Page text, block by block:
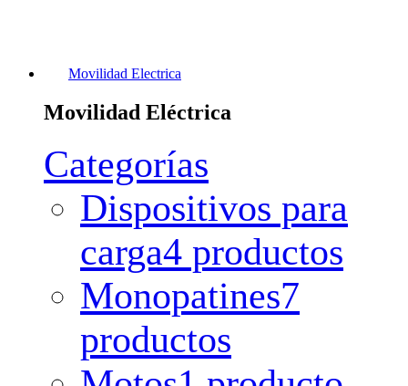
Movilidad Electrica
Movilidad Eléctrica
Categorías
Dispositivos para
carga4 productos
Monopatines7
productos